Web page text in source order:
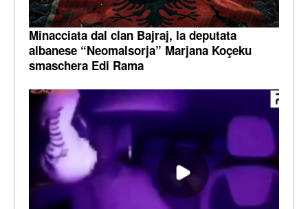
Minacciata dal clan Bajraj, la deputata
albanese “Neomalsorja” Marjana Koçeku
smaschera Edi Rama